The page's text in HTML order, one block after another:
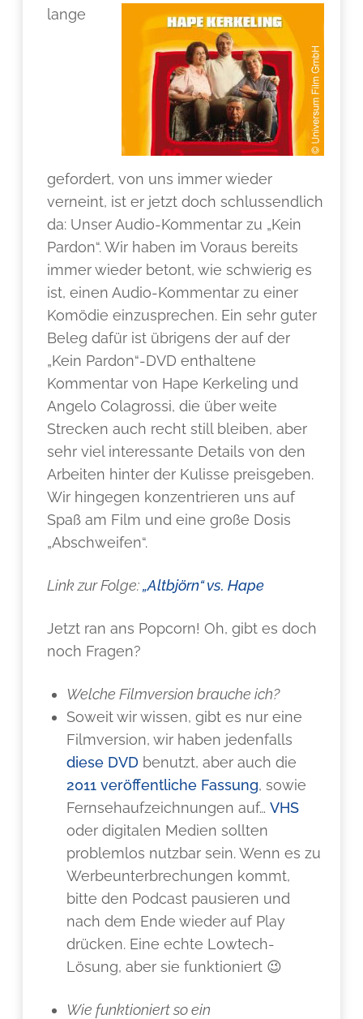
lange
gefordert, von uns immer wieder
verneint, ist er jetzt doch schlussendlich
da: Unser Audio-Kommentar zu „Kein
Pardon“. Wir haben im Voraus bereits
immer wieder betont, wie schwierig es
ist, einen Audio-Kommentar zu einer
Komödie einzusprechen. Ein sehr guter
Beleg dafür ist übrigens der auf der
„Kein Pardon“-DVD enthaltene
Kommentar von Hape Kerkeling und
Angelo Colagrossi, die über weite
Strecken auch recht still bleiben, aber
sehr viel interessante Details von den
Arbeiten hinter der Kulisse preisgeben.
Wir hingegen konzentrieren uns auf
Spaß am Film und eine große Dosis
„Abschweifen“.
Link zur Folge:„Altbjörn“ vs. Hape
Jetzt ran ans Popcorn! Oh, gibt es doch
noch Fragen?
Welche Filmversion brauche ich?
Soweit wir wissen, gibt es nur eine
Filmversion, wir haben jedenfalls
diese DVD benutzt, aber auch die
2011 veröffentliche Fassung, sowie
Fernsehaufzeichnungen auf…VHS
oder digitalen Medien sollten
problemlos nutzbar sein. Wenn es zu
Werbeunterbrechungen kommt,
bitte den Podcast pausieren und
nach dem Ende wieder auf Play
drücken. Eine echte Lowtech-
Lösung, aber sie funktioniert 😉
Wie funktioniert so ein